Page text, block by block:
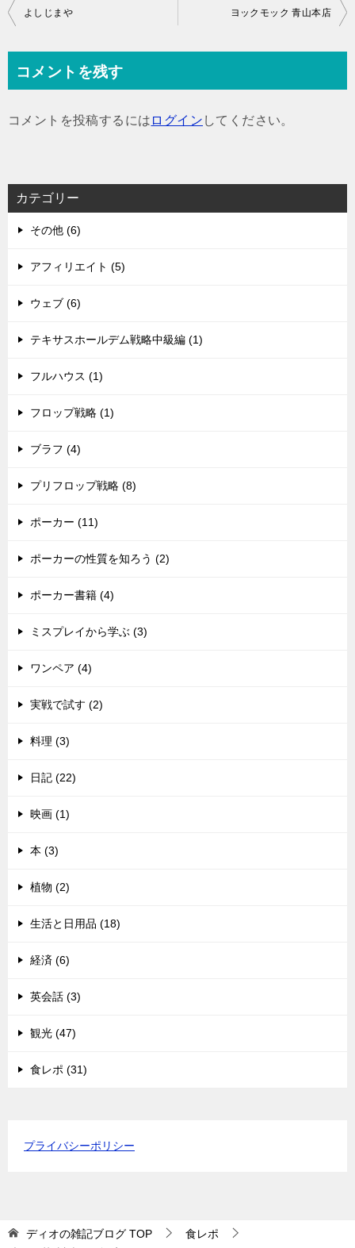
投
ビ
ョ
ン
よしじまや ヨックモック 青山本店
コメントを残す
コメントを投稿するには ログイン してください。
カテゴリー
その他 (6)
アフィリエイト (5)
ウェブ (6)
テキサスホールデム戦略中級編 (1)
フルハウス (1)
フロップ戦略 (1)
ブラフ (4)
プリフロップ戦略 (8)
ポーカー (11)
ポーカーの性質を知ろう (2)
ポーカー書籍 (4)
ミスプレイから学ぶ (3)
ワンペア (4)
実戦で試す (2)
料理 (3)
日記 (22)
映画 (1)
本 (3)
植物 (2)
生活と日用品 (18)
経済 (6)
英会話 (3)
観光 (47)
食レポ (31)
プライバシーポリシー
ディオの雑記ブログ TOP
食レポ